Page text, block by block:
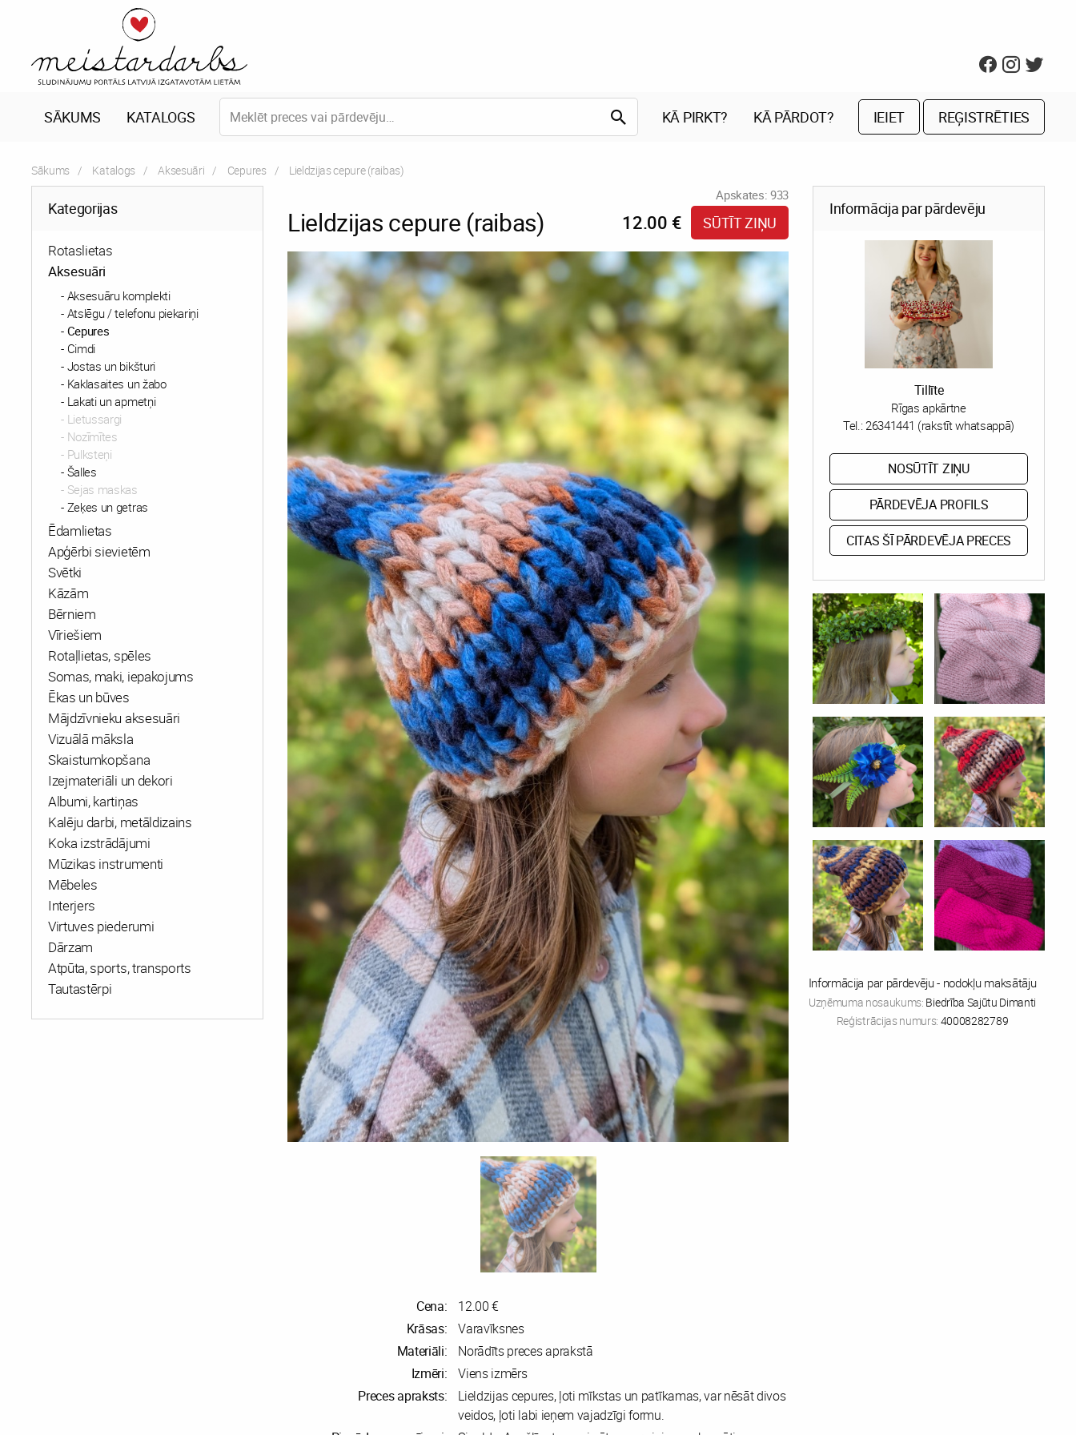
SĀKUMS KATALOGS KĀ PIRKT? KĀ PĀRDOT? IEIET REĢISTRĒTIES
Sākums Katalogs Aksesuāri Cepures Current:
Lieldzijas cepure (raibas)
Kategorijas
Rotaslietas
Aksesuāri
Aksesuāru komplekti
Atslēgu / telefonu piekariņi
Cepures
Cimdi
Jostas un bikšturi
Kaklasaites un žabo
Lakati un apmetņi
Lietussargi
Nozīmītes
Pulksteņi
Šalles
Sejas maskas
Zeķes un getras
Ēdamlietas
Apģērbi sievietēm
Svētki
Kāzām
Bērniem
Vīriešiem
Rotaļlietas, spēles
Somas, maki, iepakojums
Ēkas un būves
Mājdzīvnieku aksesuāri
Vizuālā māksla
Skaistumkopšana
Izejmateriāli un dekori
Albumi, kartiņas
Kalēju darbi, metāldizains
Koka izstrādājumi
Mūzikas instrumenti
Mēbeles
Interjers
Virtuves piederumi
Dārzam
Atpūta, sports, transports
Tautastērpi
Apskates: 933
Lieldzijas cepure (raibas) 12.00 € SŪTĪT ZIŅU
Cena:
12.00 €
Krāsas:
Varavīksnes
Materiāli:
Norādīts preces aprakstā
Izmēri:
Viens izmērs
Preces apraksts:
Lieldzijas cepures, ļoti mīkstas un patīkamas, var nēsāt divos
veidos, ļoti labi ieņem vajadzīgi formu.
Informācija par pārdevēju
Tillīte
Rīgas apkārtne
Tel.:26341441 (rakstīt whatsappā)
NOSŪTĪT ZIŅU
PĀRDEVĒJA PROFILS
CITAS ŠĪ PĀRDEVĒJA PRECES
Informācija par pārdevēju - nodokļu maksātāju
Uzņēmuma nosaukums: Biedrība Sajūtu Dimanti
Reģistrācijas numurs: 40008282789